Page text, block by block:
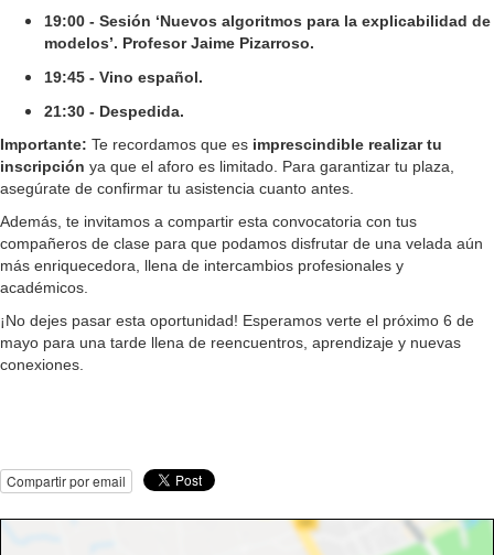
19:00 - Sesión ‘Nuevos algoritmos para la explicabilidad de
modelos’. Profesor Jaime Pizarroso.
19:45 - Vino español.
21:30 - Despedida.
Importante: Te recordamos que es imprescindible realizar tu
inscripción ya que el aforo es limitado. Para garantizar tu plaza,
asegúrate de confirmar tu asistencia cuanto antes.
Además, te invitamos a compartir esta convocatoria con tus
compañeros de clase para que podamos disfrutar de una velada aún
más enriquecedora, llena de intercambios profesionales y
académicos.
¡No dejes pasar esta oportunidad! Esperamos verte el próximo 6 de
mayo para una tarde llena de reencuentros, aprendizaje y nuevas
conexiones.
Compartir por email